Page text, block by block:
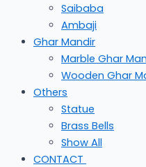
Saibaba
Ambaji
Ghar Mandir
Marble Ghar
Wooden Ghar
Others
Statue
Brass Bells
Show All
CONTACT